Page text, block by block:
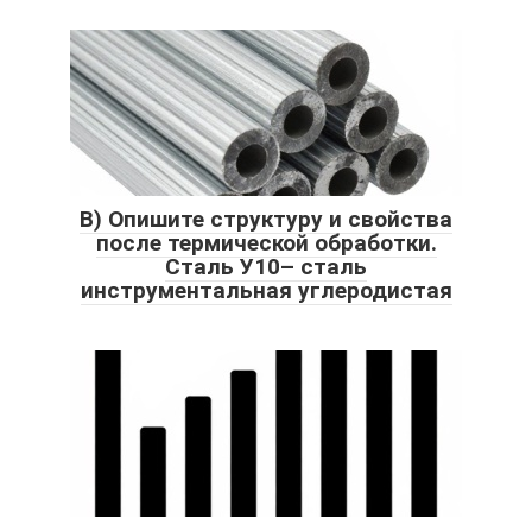
В) Опишите структуру и свойства
после термической обработки.
Сталь У10– сталь
инструментальная углеродистая